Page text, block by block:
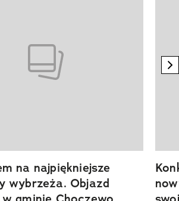
na najpiękniejsze
wybrzeża. Objazd